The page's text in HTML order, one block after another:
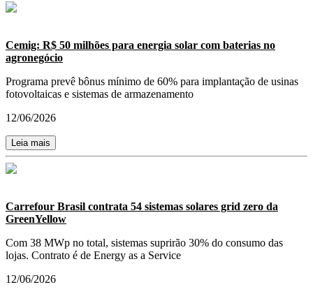
Cemig: R$ 50 milhões para energia solar com baterias no
agronegócio
Programa prevê bônus mínimo de 60% para implantação de usinas
fotovoltaicas e sistemas de armazenamento
12/06/2026
Leia mais
Carrefour Brasil contrata 54 sistemas solares grid zero da
GreenYellow
Com 38 MWp no total, sistemas suprirão 30% do consumo das
lojas. Contrato é de Energy as a Service
12/06/2026